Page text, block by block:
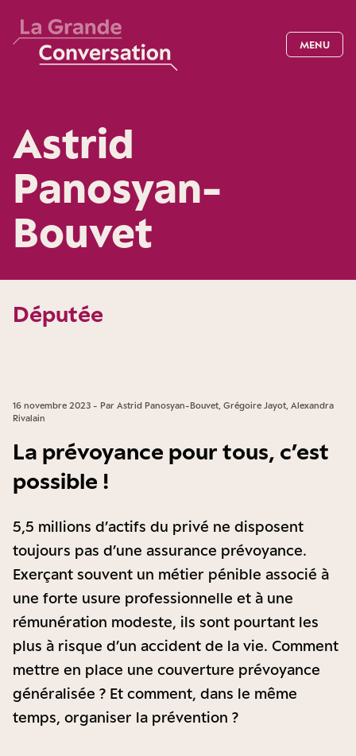
MENU
Astrid
Panosyan-
Bouvet
Députée
16 novembre 2023 - Par Astrid Panosyan-Bouvet, Grégoire Jayot, Alexandra
Rivalain
La prévoyance pour tous, c’est
possible !
5,5 millions d’actifs du privé ne disposent
toujours pas d’une assurance prévoyance.
Exerçant souvent un métier pénible associé à
une forte usure professionnelle et à une
rémunération modeste, ils sont pourtant les
plus à risque d’un accident de la vie. Comment
mettre en place une couverture prévoyance
généralisée ? Et comment, dans le même
temps, organiser la prévention ?